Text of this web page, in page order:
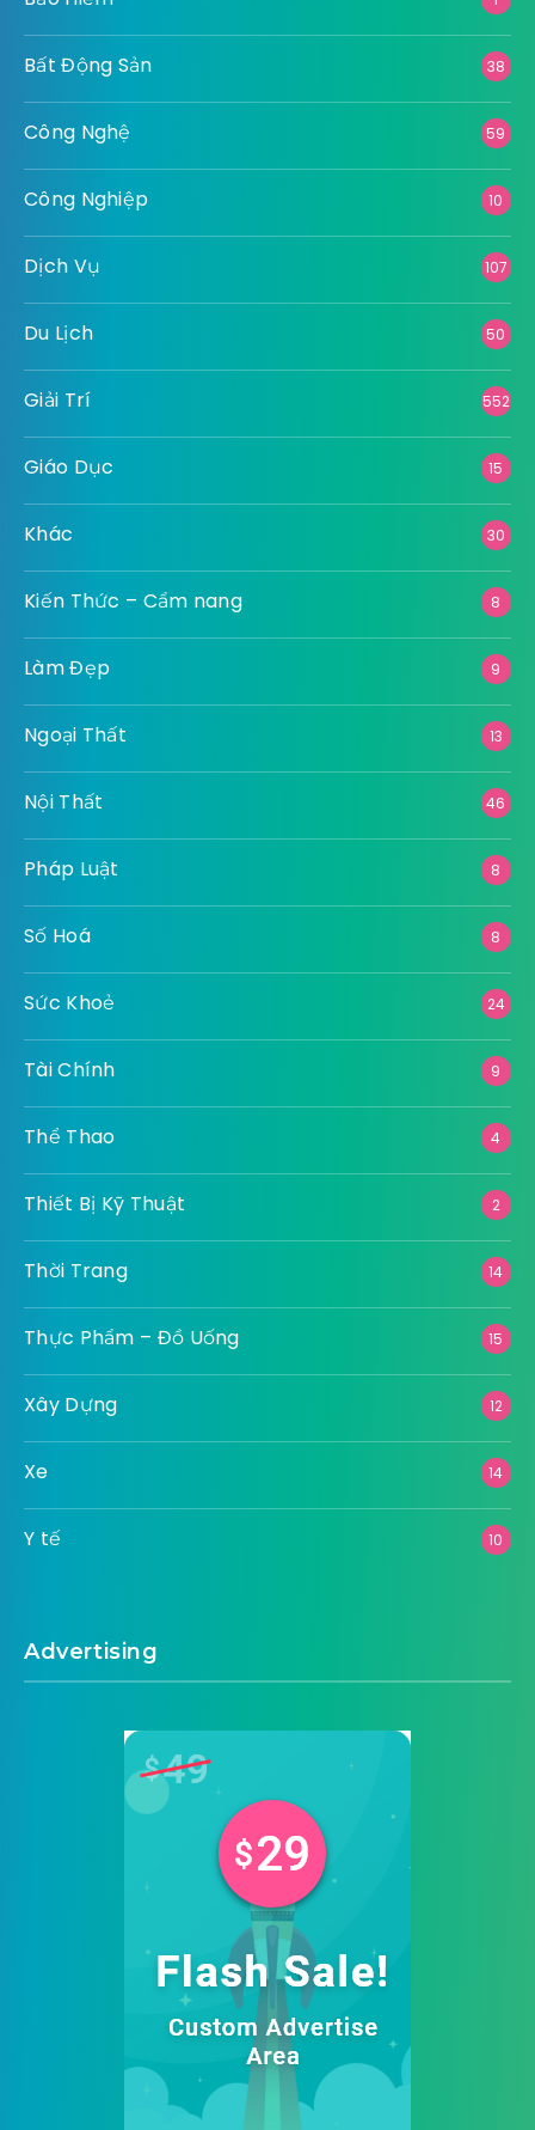
Bất Động Sản 38
Công Nghệ 59
Công Nghiệp 10
Dịch Vụ 107
Du Lịch 50
Giải Trí 552
Giáo Dục 15
Khác 30
Kiến Thức – Cẩm nang 8
Làm Đẹp 9
Ngoại Thất 13
Nội Thất 46
Pháp Luật 8
Số Hoá 8
Sức Khoẻ 24
Tài Chính 9
Thể Thao 4
Thiết Bị Kỹ Thuật 2
Thời Trang 14
Thực Phẩm – Đồ Uống 15
Xây Dựng 12
Xe 14
Y tế 10
Advertising